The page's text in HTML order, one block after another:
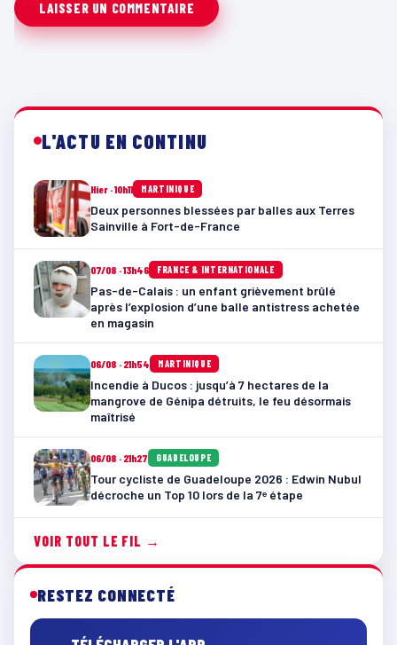
L'ACTU EN CONTINU
Hier · 10h11 MARTINIQUE
Deux personnes blessées par balles aux Terres
Sainville à Fort-de-France
07/08 · 13h46 FRANCE & INTERNATIONALE
Pas-de-Calais : un enfant grièvement brûlé
après l’explosion d’une balle antistress achetée
en magasin
06/08 · 21h54 MARTINIQUE
Incendie à Ducos : jusqu’à 7 hectares de la
mangrove de Génipa détruits, le feu désormais
maîtrisé
06/08 · 21h27 GUADELOUPE
Tour cycliste de Guadeloupe 2026 : Edwin Nubul
décroche un Top 10 lors de la 7ᵉ étape
VOIR TOUT LE FIL →
RESTEZ CONNECTÉ